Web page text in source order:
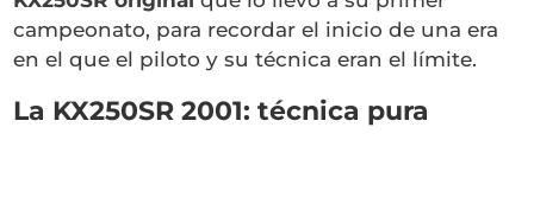
campeonato, para recordar el inicio de una era
en el que el piloto y su técnica eran el límite.
La KX250SR 2001: técnica pura